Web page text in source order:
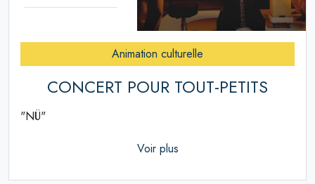
Animation culturelle
CONCERT POUR TOUT-PETITS
"NÜ"
Voir plus